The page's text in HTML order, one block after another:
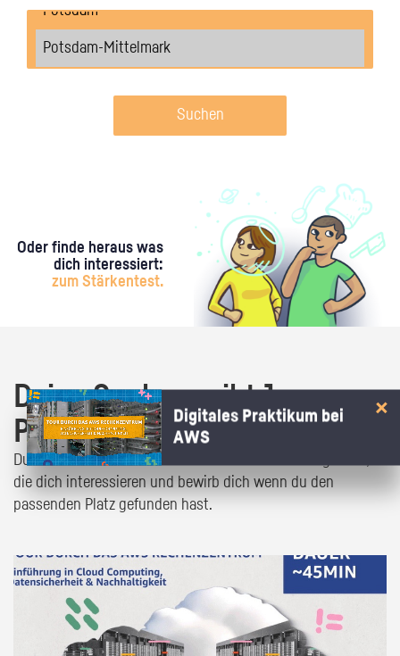
Suchen
Oder finde heraus was
dich interessiert:
zum Stärkentest.
Deine Suche ergibt 1
Praktikumsangebot!
Du bist fast da! Klick dich durch die Praktikumsangebote,
die dich interessieren und bewirb dich wenn du den
passenden Platz gefunden hast.
Digitales Praktikum bei
AWS